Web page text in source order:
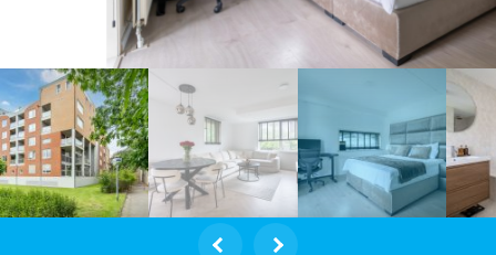
– Kapelaan Gerrit Grootstraat